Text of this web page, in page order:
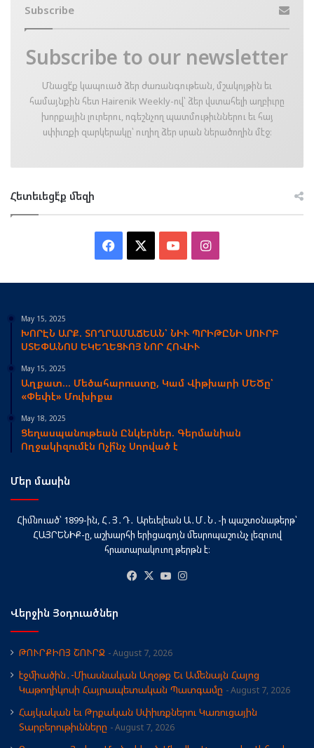
Subscribe
Subscribe to our newsletter
Մնացէ՛ք կապուած ձեր ժառանգութեան, մշակոյթին եւ
համայնքին հետ Hairenik Weekly-ով՝ ձեր վստահելի աղբիւրը
խորքային լուրերու, ոգեշնչող պատմութիւններու եւ հայ
սփիւռքի զարկերակը՝ ուղիղ ձեր սրան ներածողին մէջ։
Հետեւեցէ՛ք մեզի
Facebook YouTubeInstagram
May 15, 2025
ԽՈՐԷՆ ԱՐՔ. ՏՈՂՐԱՄԱՃԵԱՆ՝ ՆԻՒ ՊՐԻԹԸՆԻ ՍՈՒՐԲ
ՍՏԵՓԱՆՈՍ ԵԿԵՂԵՑՒՈՅ ՆՈՐ ՀՈՎԻՒ
May 15, 2025
Աղքատ… Մեծահարուստը, Կամ Վիթխարի ՄԵԾը՝
«Փեփէ» Մուխիքա
May 18, 2025
Ցեղասպանութեան Ընկերներ. Գերմանիան
Ողջակիզումէն Ոչի՞նչ Սորված է
Մեր մասին
Հիմնուած՝ 1899-ին, Հ․Յ․Դ․ Արեւելեան Ա․Մ․Ն․-ի պաշտօնաթերթ՝
ՀԱՅՐԵՆԻՔ-ը, աշխարհի երիցագոյն մեսրոպաշունչ լեզուով
հրատարակուող թերթն է։
Facebook
X YouTube
Վերջին Յօդուածներ
ԹՈՒՐՔԻՈՅ ՇՈՒՐՋ August 7, 2026
էջմիածին․-Միասնական Աղօթք Եւ Ամենայն Հայոց
Կաթողիկոսի Հայրապետական Պատգամը
August 7, 2026
Հայկական եւ Թրքական Սփիւռքներու Կառուցային
Տարբերութիւնները
August 7, 2026